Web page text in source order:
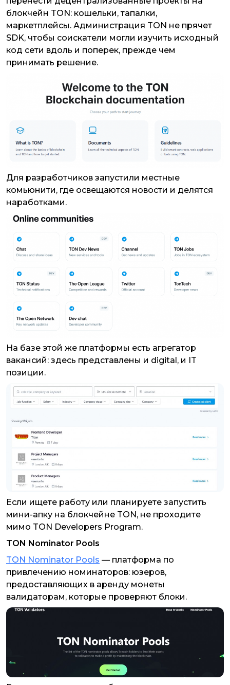
блокчейн TON: кошельки, тапалки,
маркетплейсы. Администрация TON не прячет
SDK, чтобы соискатели могли изучить исходный
код сети вдоль и поперек, прежде чем
принимать решение.
Для разработчиков запустили местные
комьюнити, где освещаются новости и делятся
наработками.
На базе этой же платформы есть агрегатор
вакансий: здесь представлены и digital, и IT
позиции.
Если ищете работу или планируете запустить
мини-апку на блокчейне TON, не проходите
мимо TON Developers Program.
TON Nominator Pools
TON Nominator Pools — платформа по
привлечению номинаторов: юзеров,
предоставляющих в аренду монеты
валидаторам, которые проверяют блоки.